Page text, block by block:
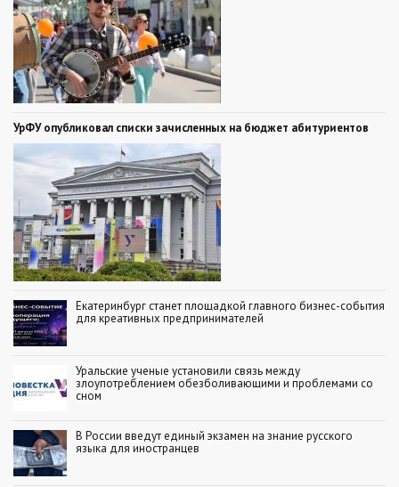
УрФУ опубликовал списки зачисленных на бюджет абитуриентов
Екатеринбург станет площадкой главного бизнес-события
для креативных предпринимателей
Уральские ученые установили связь между
злоупотреблением обезболивающими и проблемами со
сном
В России введут единый экзамен на знание русского
языка для иностранцев